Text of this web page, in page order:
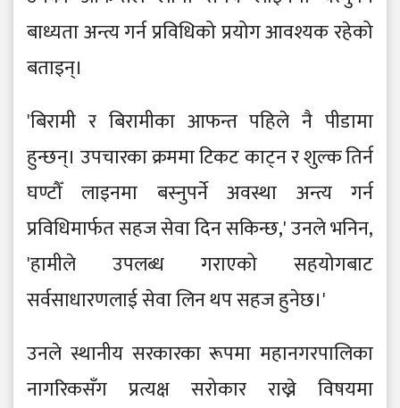
बाध्यता अन्त्य गर्न प्रविधिको प्रयोग आवश्यक रहेको
बताइन्।
'बिरामी र बिरामीका आफन्त पहिले नै पीडामा
हुन्छन्। उपचारका क्रममा टिकट काट्न र शुल्क तिर्न
घण्टौँ लाइनमा बस्नुपर्ने अवस्था अन्त्य गर्न
प्रविधिमार्फत सहज सेवा दिन सकिन्छ,' उनले भनिन,
'हामीले उपलब्ध गराएको सहयोगबाट
सर्वसाधारणलाई सेवा लिन थप सहज हुनेछ।'
उनले स्थानीय सरकारका रूपमा महानगरपालिका
नागरिकसँग प्रत्यक्ष सरोकार राख्ने विषयमा